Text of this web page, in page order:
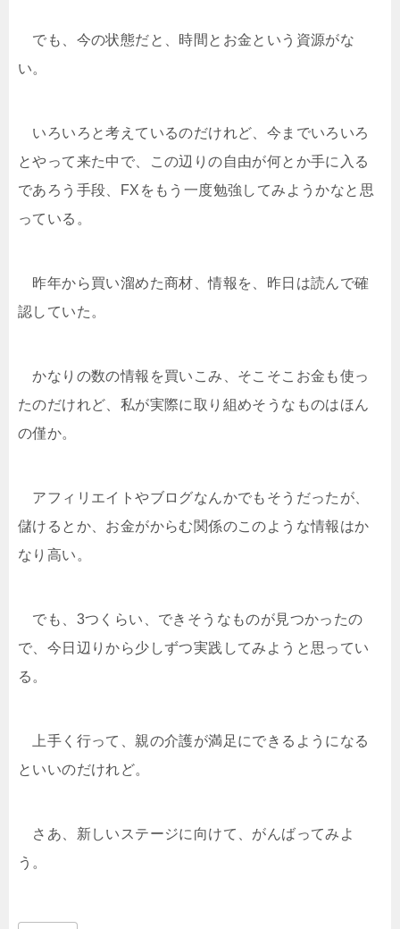
でも、今の状態だと、時間とお金という資源がな
い。
いろいろと考えているのだけれど、今までいろいろ
とやって来た中で、この辺りの自由が何とか手に入る
であろう手段、FXをもう一度勉強してみようかなと思
っている。
昨年から買い溜めた商材、情報を、昨日は読んで確
認していた。
かなりの数の情報を買いこみ、そこそこお金も使っ
たのだけれど、私が実際に取り組めそうなものはほん
の僅か。
アフィリエイトやブログなんかでもそうだったが、
儲けるとか、お金がからむ関係のこのような情報はか
なり高い。
でも、3つくらい、できそうなものが見つかったの
で、今日辺りから少しずつ実践してみようと思ってい
る。
上手く行って、親の介護が満足にできるようになる
といいのだけれど。
さあ、新しいステージに向けて、がんばってみよ
う。